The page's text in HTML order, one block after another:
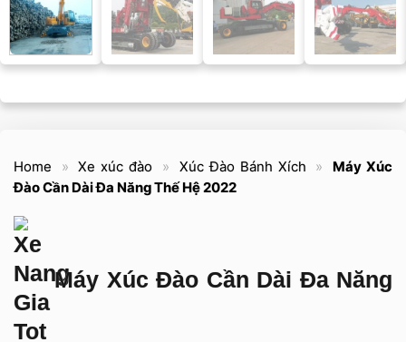
Home » Xe xúc đào » Xúc Đào Bánh Xích »
Máy Xúc
Đào Cần Dài Đa Năng Thế Hệ 2022
Máy Xúc Đào Cần Dài Đa Năng